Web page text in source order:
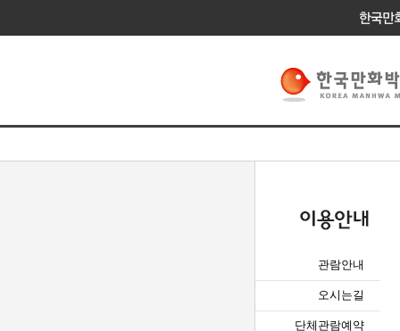
관람안내
오시는길
단체관람예약